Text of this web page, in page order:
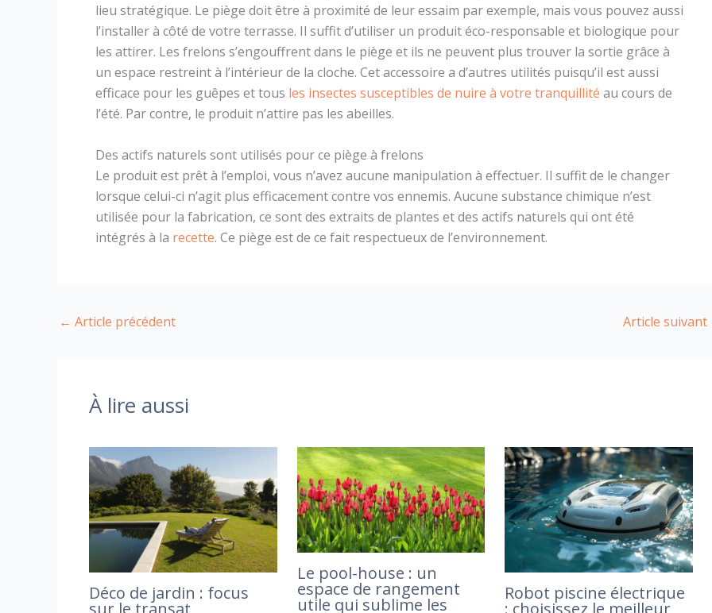
lieu stratégique. Le piège doit être à proximité de leur essaim par exemple, mais vous pouvez aussi
l’installer à côté de votre terrasse. Il suffit d’utiliser un produit éco-responsable et biologique pour
les attirer. Les frelons s’engouffrent dans le piège et ils ne peuvent plus trouver la sortie grâce à
un espace restreint à l’intérieur de la cloche. Cet accessoire a d’autres utilités puisqu’il est aussi
efficace pour les guêpes et tous les insectes susceptibles de nuire à votre tranquillité au cours de
l’été. Par contre, le produit n’attire pas les abeilles.
Des actifs naturels sont utilisés pour ce piège à frelons
Le produit est prêt à l’emploi, vous n’avez aucune manipulation à effectuer. Il suffit de le changer
lorsque celui-ci n’agit plus efficacement contre vos ennemis. Aucune substance chimique n’est
utilisée pour la fabrication, ce sont des extraits de plantes et des actifs naturels qui ont été
intégrés à la recette. Ce piège est de ce fait respectueux de l’environnement.
← Article précédent Article suivant
À lire aussi
Déco de jardin : focus
sur le transat
Le pool-house : un
espace de rangement
utile qui sublime les
Robot piscine électrique
: choisissez le meilleur